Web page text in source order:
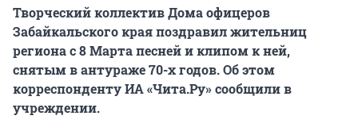
Творческий коллектив Дома офицеров
Забайкальского края поздравил жительниц
региона с 8 Марта песней и клипом к ней,
снятым в антураже 70-х годов. Об этом
корреспонденту ИА «Чита.Ру» сообщили в
учреждении.